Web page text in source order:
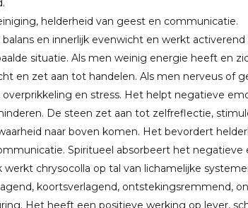
helderheid van geest en communicatie.
en innerlijk evenwicht en werkt
situatie. Als men weinig energie heeft en
en zet aan tot handelen. Als men nerveus of
en stress. Het helpt negatieve
De steen zet aan tot zelfreflectie,
naar boven komen. Het bevordert
Spiritueel absorbeert het negatieve
werkt chrysocolla op tal van lichamelijke
koortsverlagend, ontstekingsremmend,
Het heeft een positieve werking op lever,